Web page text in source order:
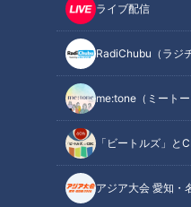
ライブ配信
RadiChubu（ラジ
me:tone（ミートー
「ビートルズ」と
アジア大会 愛知・
CBCテレビ制作「ハートフルワ
ールド」がギャラクシー賞＜優
秀賞＞ 「評価不能γ ワクチン
の影」は＜奨励賞＞を受賞